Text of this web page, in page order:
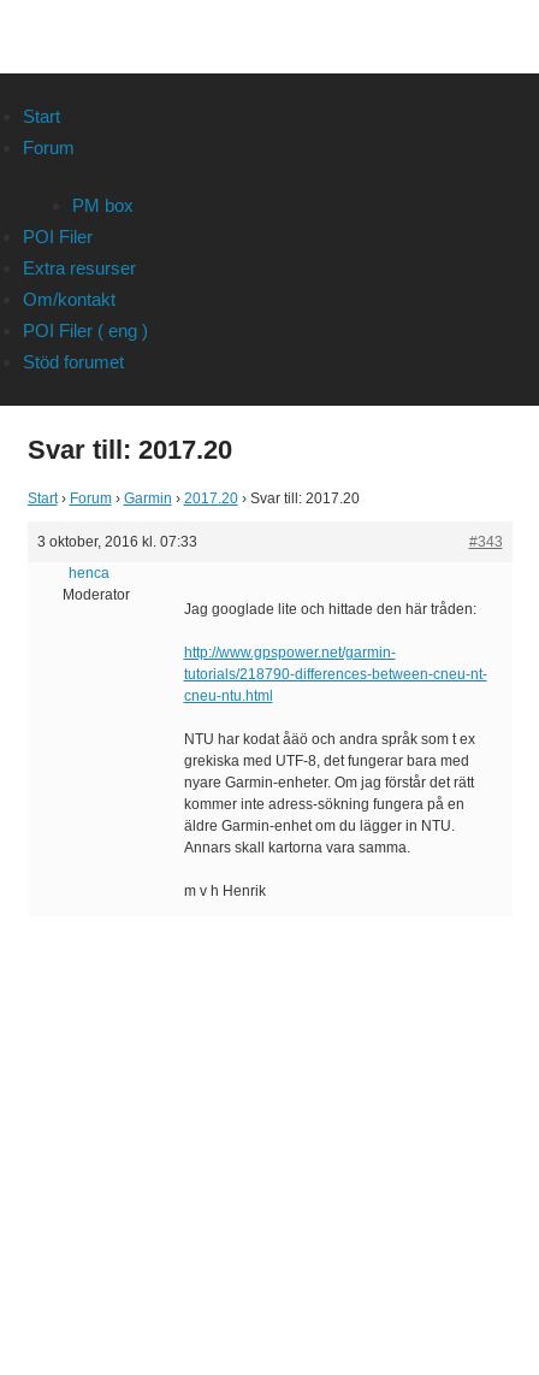
Start
Forum
PM box
POI Filer
Extra resurser
Om/kontakt
POI Filer ( eng )
Stöd forumet
Svar till: 2017.20
Start › Forum › Garmin › 2017.20 › Svar till: 2017.20
3 oktober, 2016 kl. 07:33
#343
henca
Moderator
Jag googlade lite och hittade den här tråden:
http://www.gpspower.net/garmin-
tutorials/218790-differences-between-cneu-nt-
cneu-ntu.html
NTU har kodat åäö och andra språk som t ex
grekiska med UTF-8, det fungerar bara med
nyare Garmin-enheter. Om jag förstår det rätt
kommer inte adress-sökning fungera på en
äldre Garmin-enhet om du lägger in NTU.
Annars skall kartorna vara samma.
m v h Henrik